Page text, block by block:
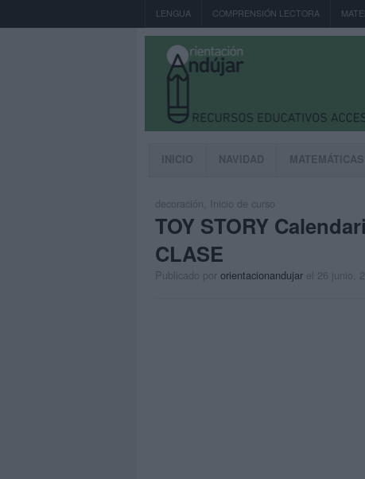
LENGUA COMPRENSIÓN LECTORA
INICIO NAVIDAD MATEMÁTICAS
decoración Inicio de curso
TOY STORY
CLASE
Publicado por orientacionandujar el 26 junio,